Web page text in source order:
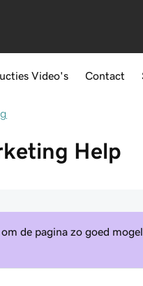
Video's Contact
Help
de pagina zo goed